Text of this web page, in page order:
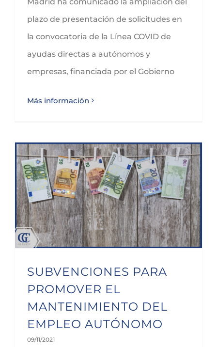
plazo de presentación de solicitudes en
la convocatoria de la Línea COVID de
ayudas directas a autónomos y
empresas, financiada por el Gobierno
Más información
SUBVENCIONES PARA
PROMOVER EL
MANTENIMIENTO DEL
EMPLEO AUTÓNOMO
09/11/2021